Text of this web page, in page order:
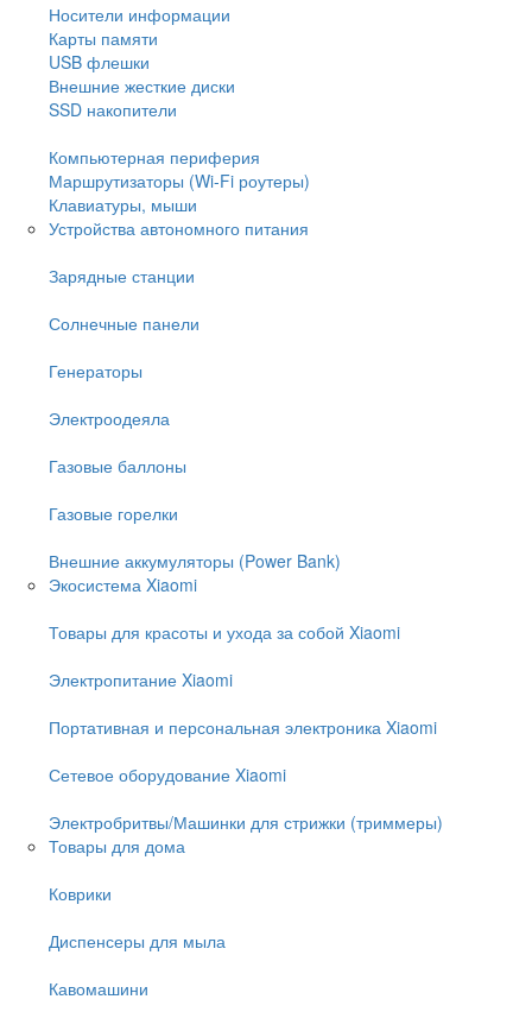
Носители информации
Карты памяти
USB флешки
Внешние жесткие диски
SSD накопители
Компьютерная периферия
Маршрутизаторы (Wi-Fi роутеры)
Клавиатуры, мыши
Устройства автономного питания
Зарядные станции
Солнечные панели
Генераторы
Электроодеяла
Газовые баллоны
Газовые горелки
Внешние аккумуляторы (Power Bank)
Экосистема Xiaomi
Товары для красоты и ухода за собой Xiaomi
Электропитание Xiaomi
Портативная и персональная электроника Xiaomi
Сетевое оборудование Xiaomi
Электробритвы/Машинки для стрижки (триммеры)
Товары для дома
Коврики
Диспенсеры для мыла
Кавомашини